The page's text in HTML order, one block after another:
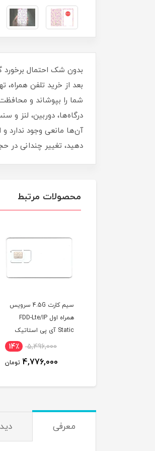
بدون شک احتمال برخورد
بعد از خرید تلفن
درگاه‌ها، دوربین، لنز و
آن‌ها مانعی وجود ندارد و
دهید، تغییر چندانی در
محصولات مرتبط
سیم کارت 4.5G/FDD
سرویس همراه اول با
قابلیت آی پی
(مخصوص مودم )
3,000,000
2,790,000
معرفی